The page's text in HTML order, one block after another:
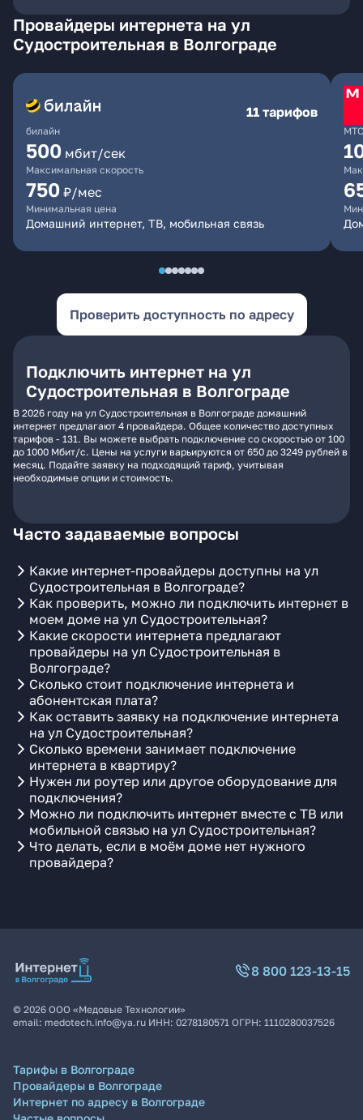
Провайдеры интернета на ул
Судостроительная в Волгограде
билайн
11 тарифов
500 мбит/сек
Максимальная скорость
750 ₽/мес
Минимальная цена
Домашний интернет, ТВ, мобильная связь
МТС
Проверить доступность по адресу
Подключить интернет на ул
Судостроительная в Волгограде
В 2026 году на ул Судостроительная в Волгограде домашний
интернет предлагают 4 провайдера. Общее количество доступных
тарифов - 131. Вы можете выбрать подключение со скоростью от 100
до 1000 Мбит/с. Цены на услуги варьируются от 650 до 3249 рублей в
месяц. Подайте заявку на подходящий тариф, учитывая
необходимые опции и стоимость.
Часто задаваемые вопросы
Какие интернет-провайдеры доступны на ул
Судостроительная в Волгограде?
Как проверить, можно ли подключить интернет в
моем доме на ул Судостроительная?
Какие скорости интернета предлагают
провайдеры на ул Судостроительная в
Волгограде?
Сколько стоит подключение интернета и
абонентская плата?
Как оставить заявку на подключение интернета
на ул Судостроительная?
Сколько времени занимает подключение
интернета в квартиру?
Нужен ли роутер или другое оборудование для
подключения?
Можно ли подключить интернет вместе с ТВ или
мобильной связью на ул Судостроительная?
Что делать, если в моём доме нет нужного
провайдера?
8 800 123-13-15
© 2026 ООО «Медовые Технологии»
email: medotech.info@ya.ru ИНН: 0278180571 ОГРН: 1110280037526
Тарифы в Волгограде
Провайдеры в Волгограде
Интернет по адресу в Волгограде